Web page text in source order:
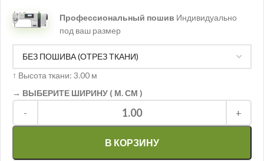
Профессиональный пошив Индивидуально
под ваш размер
↑ Высота ткани: 3.00 м
→ ВЫБЕРИТЕ ШИРИНУ ( М. СМ )
- +
1.00
В КОРЗИНУ